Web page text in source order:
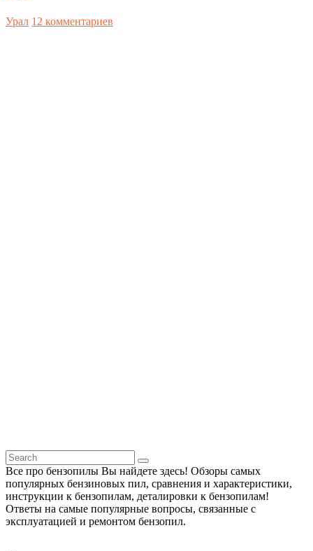
Урал 12 комментариев
Все про бензопилы Вы найдете здесь! Обзоры самых
популярных бензиновых пил, сравнения и характеристики,
инструкции к бензопилам, деталировки к бензопилам!
Ответы на самые популярные вопросы, связанные с
эксплуатацией и ремонтом бензопил.